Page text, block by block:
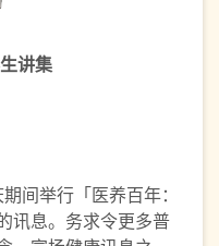
讲集
间举行「医养百年：
讯息。务求令更多普